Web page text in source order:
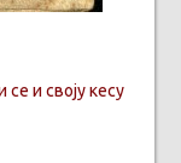
и своју кесу